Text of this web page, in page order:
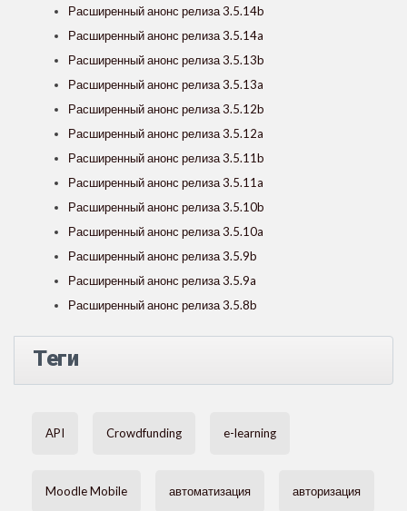
Расширенный анонс релиза 3.5.14b
Расширенный анонс релиза 3.5.14a
Расширенный анонс релиза 3.5.13b
Расширенный анонс релиза 3.5.13a
Расширенный анонс релиза 3.5.12b
Расширенный анонс релиза 3.5.12a
Расширенный анонс релиза 3.5.11b
Расширенный анонс релиза 3.5.11a
Расширенный анонс релиза 3.5.10b
Расширенный анонс релиза 3.5.10a
Расширенный анонс релиза 3.5.9b
Расширенный анонс релиза 3.5.9a
Расширенный анонс релиза 3.5.8b
Теги
API Crowdfunding e-learning
Moodle Mobile автоматизация авторизация